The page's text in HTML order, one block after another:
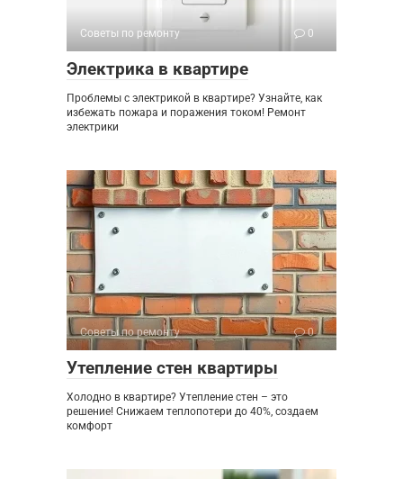
Советы по ремонту 0
Электрика в квартире
Проблемы с электрикой в квартире? Узнайте, как
избежать пожара и поражения током! Ремонт
электрики
Советы по ремонту 0
Утепление стен квартиры
Холодно в квартире? Утепление стен – это
решение! Снижаем теплопотери до 40%, создаем
комфорт